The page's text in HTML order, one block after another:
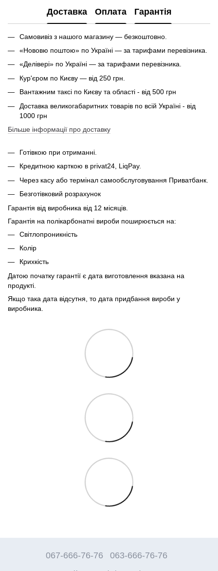
Доставка Оплата Гарантія
Самовивіз з нашого магазину — безкоштовно.
«Нововю поштою» по Україні — за тарифами перевізника.
«Делівері» по Україні — за тарифами перевізника.
Кур'єром по Києву — від 250 грн.
Вантажним таксі по Києву та області - від 500 грн
Доставка великогабаритних товарів по всій Україні - від
1000 грн
Більше інформації про доставку
Готівкою при отриманні.
Кредитною карткою в privat24, LiqPay.
Через касу або термінал самообслуговування Приватбанк.
Безготівковий розрахунок
Гарантія від виробника від 12 місяців.
Гарантія на полікарбонатні вироби поширюється на:
Світлопроникність
Колір
Крихкість
Датою початку гарантії є дата виготовлення вказана на
продукті.
Якщо така дата відсутня, то дата придбання вироби у
виробника.
067-666-76-76 063-666-76-76